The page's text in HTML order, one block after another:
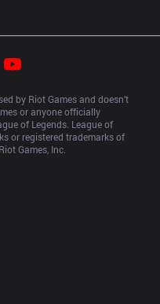
by Riot Games and doesn’t
or anyone officially
of Legends. League of
or registered trademarks of
Games, Inc.